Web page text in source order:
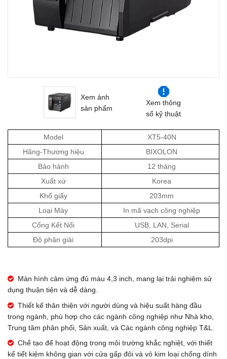
Xem ảnh
sản phẩm
Xem thông
số kỹ thuật
Model
XT5-40N
Hãng-Thương hiệu
BIXOLON
Bảo hành
12 tháng
Xuất xứ
Korea
Khổ giấy
203mm
Loại Máy
In mã vạch công nghiệp
Cổng Kết Nối
USB, LAN, Serial
Độ phân giải
203dpi
Màn hình cảm ứng đủ màu 4,3 inch, mang lại trải nghiệm sử
dụng thuận tiện và dễ dàng.
Thiết kế thân thiện với người dùng và hiệu suất hàng đầu
trong ngành, phù hợp cho các ngành công nghiệp như Nhà kho,
Trung tâm phân phối, Sản xuất, và Các ngành công nghiệp T&L.
Chế tạo để hoạt động trong môi trường khắc nghiệt, với thiết
kế tiết kiệm không gian với cửa gấp đôi và vỏ kim loại chống dính